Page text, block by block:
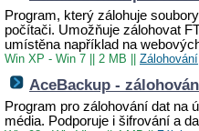
Program, který zálohuje
počítači. Umožňuje zálohovat
umístěna například na
Win XP - Win 7 2 MB
AceBackup -
Program pro zálohování dat na
média. Podporuje i šifrování a